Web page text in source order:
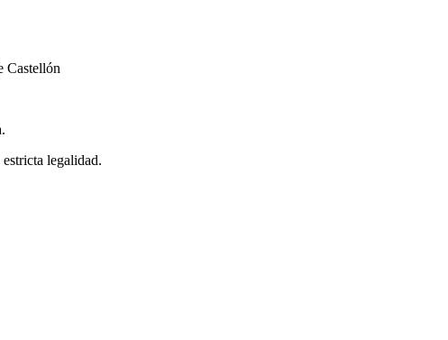
Castellón
legalidad.